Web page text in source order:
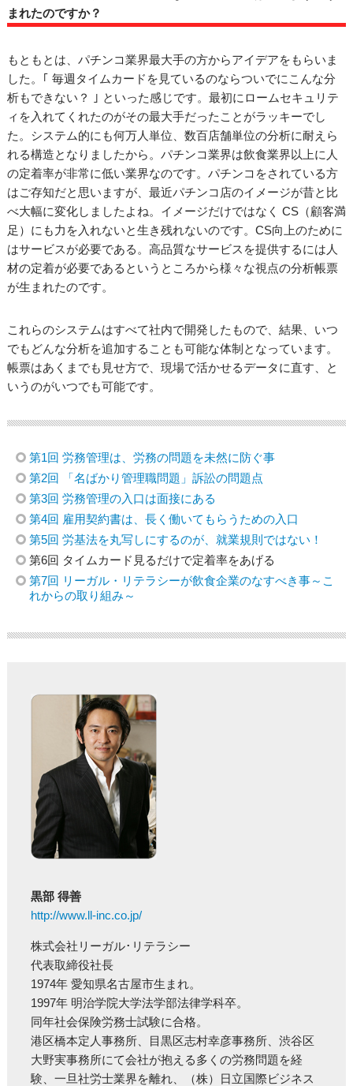
まれたのですか？
もともとは、パチンコ業界最大手の方からアイデアをもらいま
した。｢ 毎週タイムカードを見ているのならついでにこんな分
析もできない？ ｣ といった感じです。最初にロームセキュリテ
ィを入れてくれたのがその最大手だったことがラッキーでし
た。システム的にも何万人単位、数百店舗単位の分析に耐えら
れる構造となりましたから。パチンコ業界は飲食業界以上に人
の定着率が非常に低い業界なのです。パチンコをされている方
はご存知だと思いますが、最近パチンコ店のイメージが昔と比
べ大幅に変化しましたよね。イメージだけではなく CS（顧客満
足）にも力を入れないと生き残れないのです。CS向上のために
はサービスが必要である。高品質なサービスを提供するには人
材の定着が必要であるというところから様々な視点の分析帳票
が生まれたのです。
これらのシステムはすべて社内で開発したもので、結果、いつ
でもどんな分析を追加することも可能な体制となっています。
帳票はあくまでも見せ方で、現場で活かせるデータに直す、と
いうのがいつでも可能です。
第1回 労務管理は、労務の問題を未然に防ぐ事
第2回 「名ばかり管理職問題」訴訟の問題点
第3回 労務管理の入口は面接にある
第4回 雇用契約書は、長く働いてもらうための入口
第5回 労基法を丸写しにするのが、就業規則ではない！
第6回 タイムカード見るだけで定着率をあげる
第7回 リーガル・リテラシーが飲食企業のなすべき事～こ
れからの取り組み～
黒部 得善
http://www.ll-inc.co.jp/
株式会社リーガル･リテラシー
代表取締役社長
1974年 愛知県名古屋市生まれ。
1997年 明治学院大学法学部法律学科卒。
同年社会保険労務士試験に合格。
港区橋本定人事務所、目黒区志村幸彦事務所、渋谷区
大野実事務所にて会社が抱える多くの労務問題を経
験、一旦社労士業界を離れ、（株）日立国際ビジネス